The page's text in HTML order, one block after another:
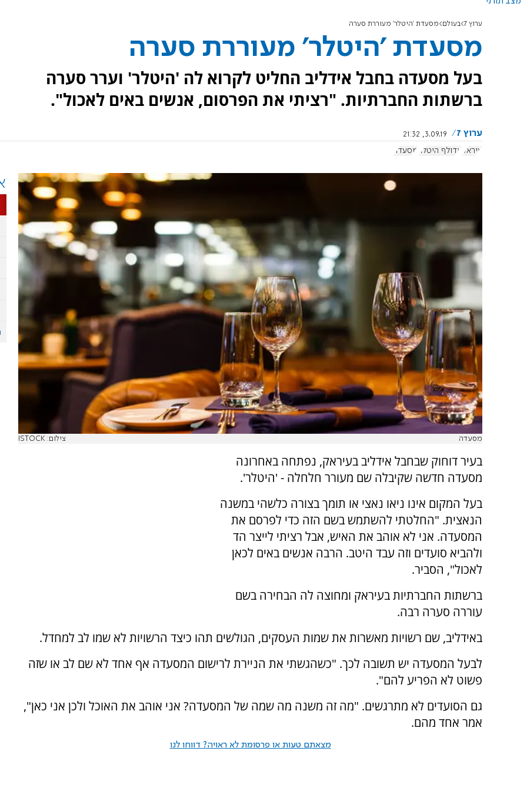
ערוץ 7 בעולם מסעדת 'היטלר' מעוררת סערה
מסעדת 'היטלר' מעוררת סערה
בעל מסעדה בחבל אידליב החליט לקרוא לה 'היטלר' וערר סערה
ברשתות החברתיות. "רציתי את הפרסום, אנשים באים לאכול".
ערוץ 7
3.09.19, 21:32
עיראק אדולף היטלר מסעדה
מסעדה צילום: ISTOCK
בעיר דוחוק שבחבל אידליב בעיראק, נפתחה באחרונה
מסעדה חדשה שקיבלה שם מעורר חלחלה - 'היטלר'.
בעל המקום אינו ניאו נאצי או תומך בצורה כלשהי במשנה
הנאצית. "החלטתי להשתמש בשם הזה כדי לפרסם את
המסעדה. אני לא אוהב את האיש, אבל רציתי לייצר הד
ולהביא סועדים וזה עבד היטב. הרבה אנשים באים לכאן
לאכול", הסביר.
ברשתות החברתיות בעיראק ומחוצה לה הבחירה בשם
עוררה סערה רבה.
באידליב, שם רשויות מאשרות את שמות העסקים, הגולשים תהו כיצד הרשויות לא שמו לב למחדל.
לבעל המסעדה יש תשובה לכך. "כשהגשתי את הניירת לרישום המסעדה אף אחד לא שם לב או שזה
פשוט לא הפריע להם".
גם הסועדים לא מתרגשים. "מה זה משנה מה שמה של המסעדה? אני אוהב את האוכל ולכן אני כאן",
אמר אחד מהם.
מצאתם טעות או פרסומת לא ראויה? דווחו לנו